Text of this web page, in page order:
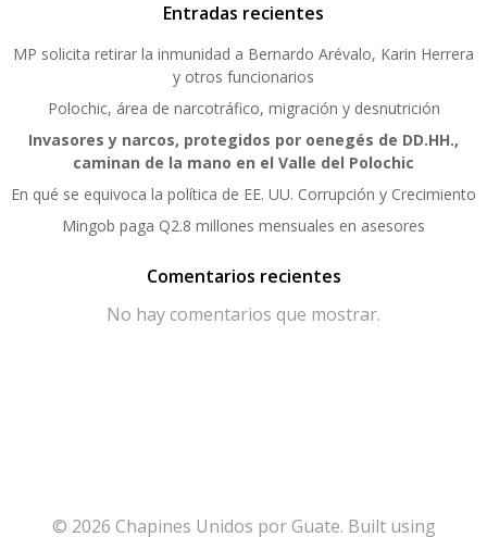
Entradas recientes
MP solicita retirar la inmunidad a Bernardo Arévalo, Karin Herrera
y otros funcionarios
Polochic, área de narcotráfico, migración y desnutrición
Invasores y narcos, protegidos por oenegés de DD.HH.,
caminan de la mano en el Valle del Polochic
En qué se equivoca la política de EE. UU. Corrupción y Crecimiento
Mingob paga Q2.8 millones mensuales en asesores
Comentarios recientes
No hay comentarios que mostrar.
© 2026 Chapines Unidos por Guate. Built using